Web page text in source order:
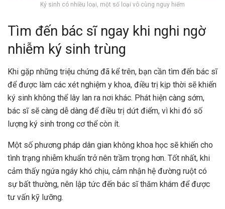
Ký sinh có nhiều loại, một số loại vô cùng nguy hiểm
Tìm đến bác sĩ ngay khi nghi ngờ
nhiễm ký sinh trùng
Khi gặp những triệu chứng đã kể trên, bạn cần tìm đến bác sĩ
để được làm các xét nghiệm y khoa, điều trị kịp thời sẽ khiến
ký sinh không thể lây lan ra nơi khác. Phát hiện càng sớm,
bác sĩ sẽ càng dễ dàng để điều trị dứt điểm, vì khi đó số
lượng ký sinh trong cơ thể còn ít.
Một số phương pháp dân gian không khoa học sẽ khiến cho
tình trạng nhiễm khuẩn trở nên trầm trọng hơn. Tốt nhất, khi
cảm thấy ngứa ngáy khó chịu, cảm nhận hệ đường ruột có
sự bất thường, nên lập tức đến bác sĩ thăm khám để được
tư vấn kỹ lưỡng.